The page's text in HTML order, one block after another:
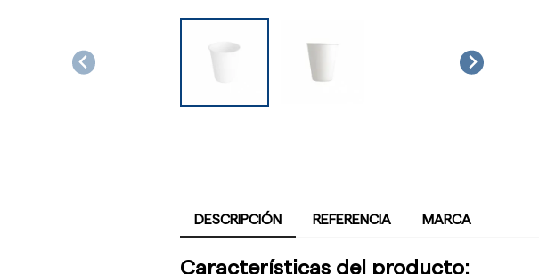
DESCRIPCIÓN REFERENCIA MARCA
Características del producto: